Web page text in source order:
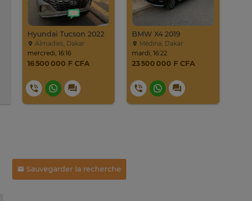
Hyundai Tucson 2022
Almadies, Dakar
mercredi, 16:16
16 500 000 F CFA
BMW X4 2019
Médina, Dakar
mardi, 16:22
23 500 000 F CFA
Sauvegarder la recherche